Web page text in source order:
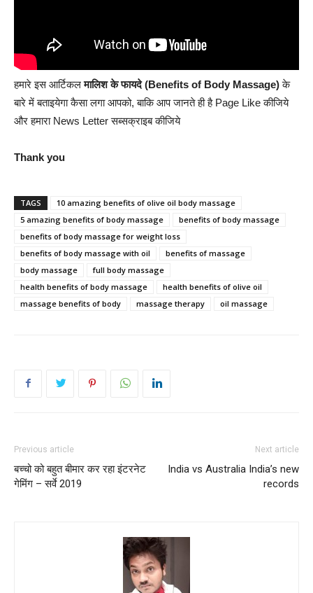
हमारे इस आर्टिकलमालिश के फायदे (Benefits of Body Massage)के
बारे में बताइयेगा कैसा लगा आपको, बाकि आप जानते ही है Page Like कीजिये
और हमारा News Letter सब्सक्राइब कीजिये
Thank you
TAGS
10 amazing benefits of olive oil body massage
5 amazing benefits of body massage
benefits of body massage
benefits of body massage for weight loss
benefits of body massage with oil
benefits of massage
body massage
full body massage
health benefits of body massage
health benefits of olive oil
massage benefits of body
massage therapy oil massage
Previous article
बच्चो को बहुत बीमार कर रहा इंटरनेट
गेमिंग – सर्वे 2019
Next article
India vs Australia India’s new
records